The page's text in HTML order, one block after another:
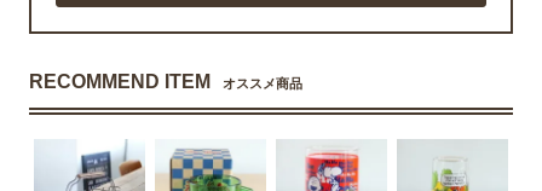
RECOMMEND ITEM オススメ商品